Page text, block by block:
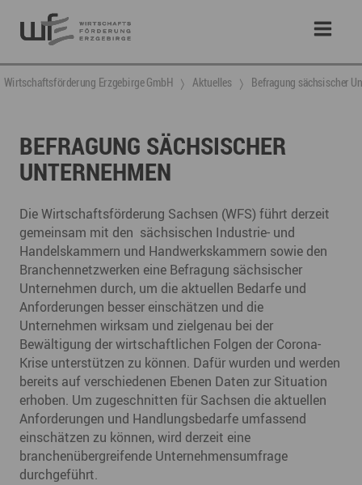
Wirtschaftsförderung Erzgebirge GmbH Aktuelles Befragung sächsischer
BEFRAGUNG SÄCHSISCHER
UNTERNEHMEN
Die Wirtschaftsförderung Sachsen (WFS) führt derzeit
gemeinsam mit den sächsischen Industrie- und
Handelskammern und Handwerkskammern sowie den
Branchennetzwerken eine Befragung sächsischer
Unternehmen durch, um die aktuellen Bedarfe und
Anforderungen besser einschätzen und die
Unternehmen wirksam und zielgenau bei der
Bewältigung der wirtschaftlichen Folgen der Corona-
Krise unterstützen zu können. Dafür wurden und werden
bereits auf verschiedenen Ebenen Daten zur Situation
erhoben. Um zugeschnitten für Sachsen die aktuellen
Anforderungen und Handlungsbedarfe umfassend
einschätzen zu können, wird derzeit eine
branchenübergreifende Unternehmensumfrage
durchgeführt.